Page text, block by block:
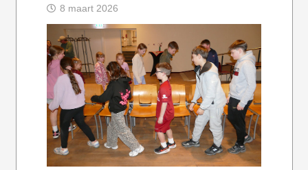
8 maart 2026